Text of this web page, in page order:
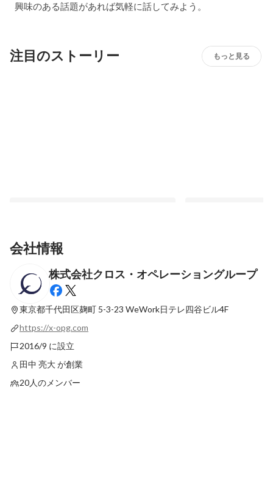
興味のある話題があれば気軽に話してみよう。
注目のストーリー もっと見る
立川吉笑さん、NHK新人落語大賞の受賞
最新順で表示
クロス・オペレーシ
ョンクラウド」開発
最新順で表示
会社情報
株式会社クロス・オペレーショングループ
東京都千代田区麹町 5-3-23 WeWork日テレ四谷ビル4F
https://x-opg.com
2016/9 に設立
田中 亮大 が創業
20人のメンバー